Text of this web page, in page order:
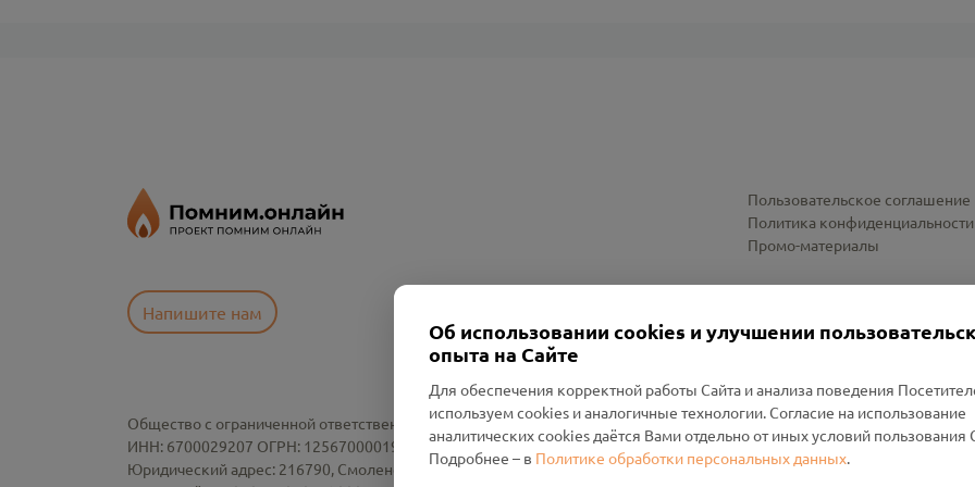
Напишите нам
Пользовательское соглашение
Политика конфиденциальности
Промо-материалы
Общество с ограниченной ответственностью «Смоленский Проект Помним»
ИНН: 6700029207 ОГРН: 1256700001986
Юридический адрес: 216790, Смоленская область, р-н Руднянский, г. Рудня, улица Западная, д. 26А, пом. 18
Об использовании cookies и улучшении
опыта на Сайте
Для обеспечения корректной работы Сайта и анализа поведения
используем cookies и аналогичные технологии. Согласие на использование
аналитических cookies даётся Вами отдельно от иных условий пользования
Подробнее – в Политике обработки персональных данных.